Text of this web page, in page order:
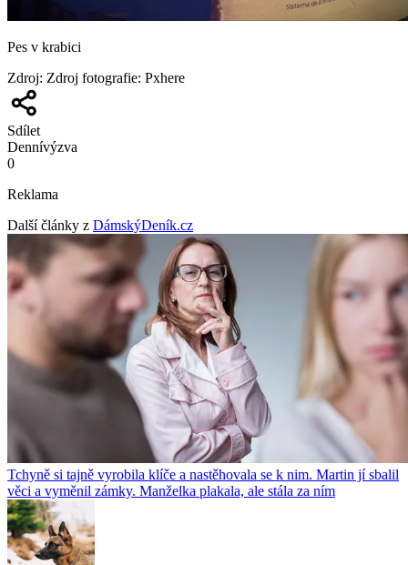
Pes v krabici
Zdroj: Zdroj fotografie: Pxhere
Sdílet
Dennívýzva
0
Reklama
Další články z DámskýDeník.cz
Tchyně si tajně vyrobila klíče a nastěhovala se k nim. Martin jí sbalil
věci a vyměnil zámky. Manželka plakala, ale stála za ním